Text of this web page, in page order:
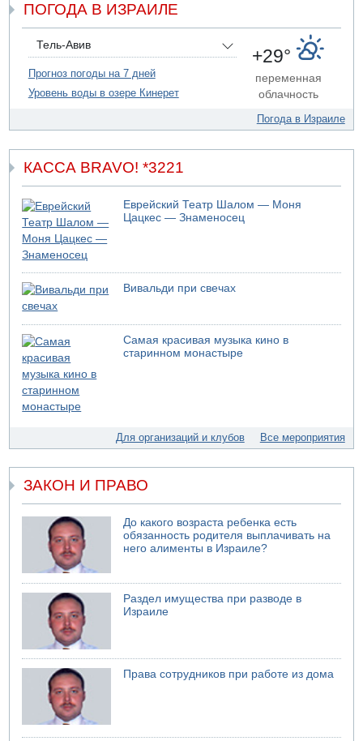
07.08.2026 20:41
Ynet: "Хизбалла" запустила БПЛА со взрывчаткой по
силам ЦАХАЛ
ДТП в Ашдоде: тяжело ранены двое маленьких детей
ПОГОДА В ИЗРАИЛЕ
Тель-Авив
Прогноз погоды на 7 дней
Уровень воды в озере Кинерет
+29°
переменная
облачность
Погода в Израиле
КАССА BRAVO! *3221
Еврейский Театр Шалом — Моня
Цацкес — Знаменосец
Вивальди при свечах
Самая красивая музыка кино в
старинном монастыре
Для организаций и клубов Все мероприятия
ЗАКОН И ПРАВО
До какого возраста ребенка есть
обязанность родителя выплачивать на
него алименты в Израиле?
Раздел имущества при разводе в
Израиле
Права сотрудников при работе из дома